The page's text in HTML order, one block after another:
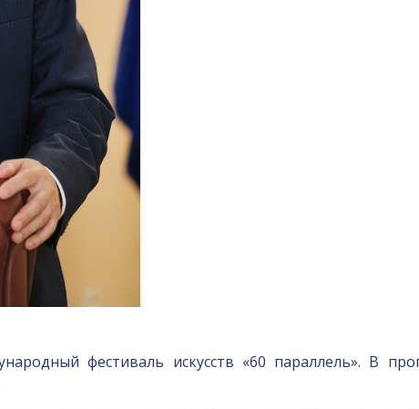
фестиваль искусств «60 параллель». В